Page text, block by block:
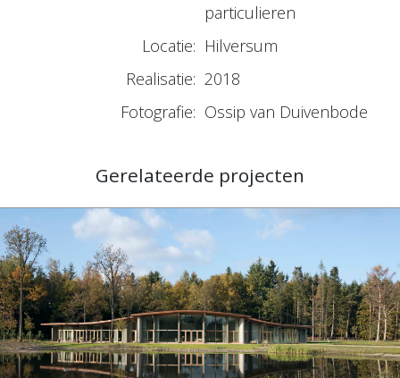
particulieren
Locatie: Hilversum
Realisatie: 2018
Fotografie: Ossip van Duivenbode
Gerelateerde projecten